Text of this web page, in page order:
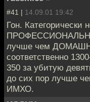
#41 | 14.09.01 19:42
Гон. Категорически
лучше чем
соответственно
350 за убитую
до сих пор лучше
ИМХО.